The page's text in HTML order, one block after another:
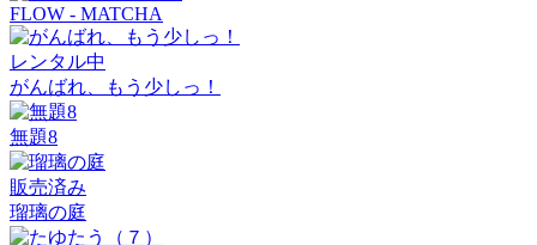
FLOW - MATCHA
レンタル中
がんばれ、もう少しっ！
無題8
販売済み
瑠璃の庭